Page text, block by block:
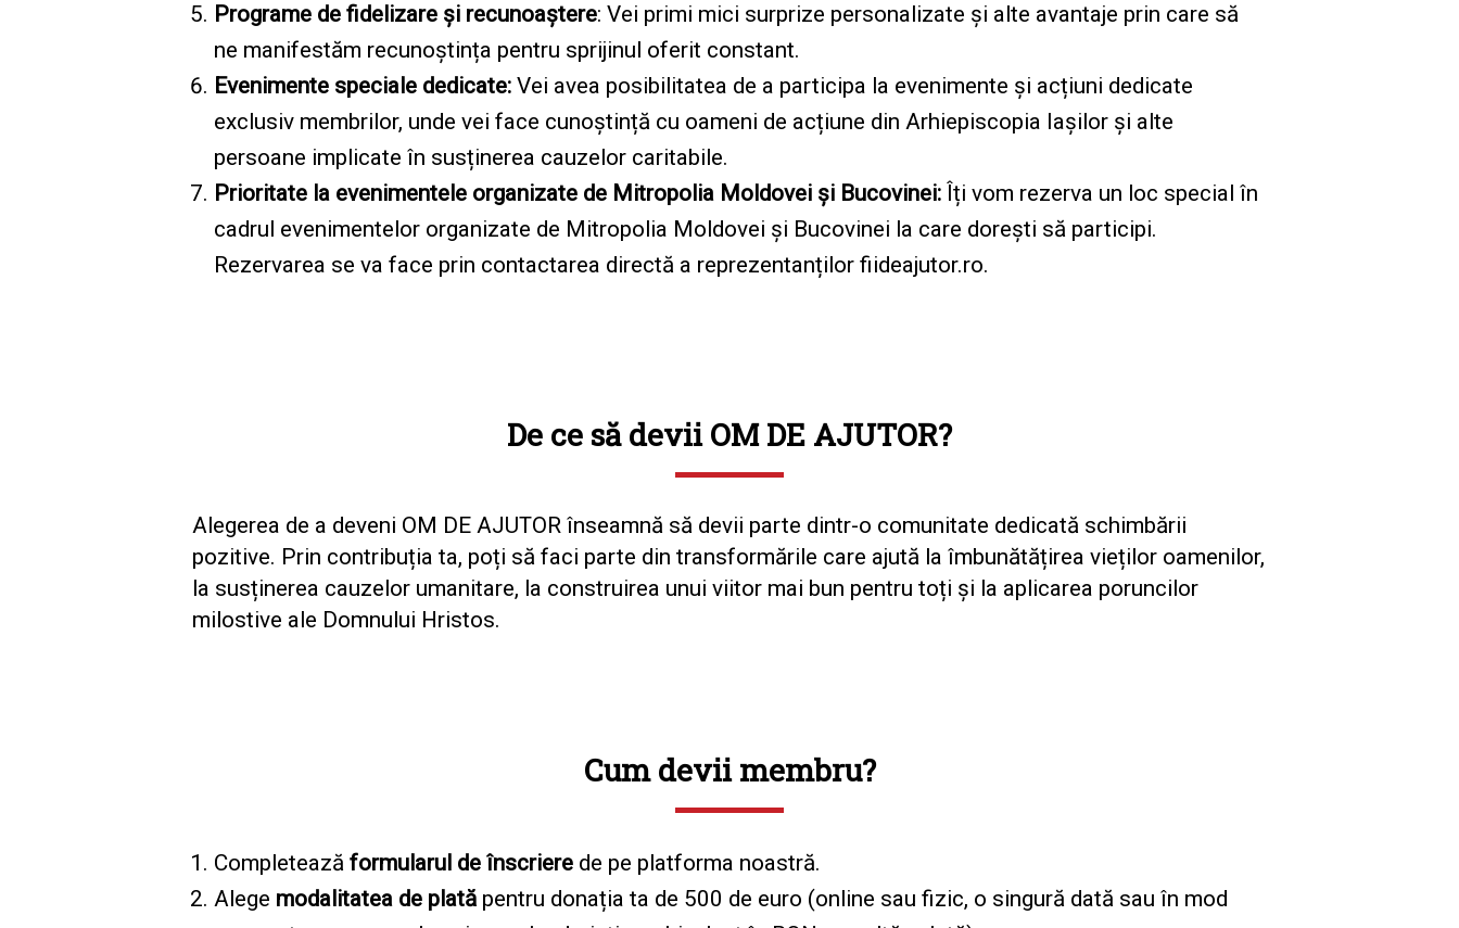
Programe de fidelizare și recunoaștere: Vei primi mici surprize personalizate și alte avantaje prin care să
ne manifestăm recunoștința pentru sprijinul oferit constant.
Evenimente speciale dedicate: Vei avea posibilitatea de a participa la evenimente și acțiuni dedicate
exclusiv membrilor, unde vei face cunoștință cu oameni de acțiune din Arhiepiscopia Iașilor și alte
persoane implicate în susținerea cauzelor caritabile.
Prioritate la evenimentele organizate de Mitropolia Moldovei și Bucovinei: Îți vom rezerva un loc special în
cadrul evenimentelor organizate de Mitropolia Moldovei și Bucovinei la care dorești să participi.
Rezervarea se va face prin contactarea directă a reprezentanților fiideajutor.ro.
De ce să devii OM DE AJUTOR?
Alegerea de a deveni OM DE AJUTOR înseamnă să devii parte dintr-o comunitate dedicată schimbării
pozitive. Prin contribuția ta, poți să faci parte din transformările care ajută la îmbunătățirea vieților oamenilor,
la susținerea cauzelor umanitare, la construirea unui viitor mai bun pentru toți și la aplicarea poruncilor
milostive ale Domnului Hristos.
Cum devii membru?
Completează formularul de înscriere de pe platforma noastră.
Alege modalitatea de plată pentru donația ta de 500 de euro (online sau fizic, o singură dată sau în mod